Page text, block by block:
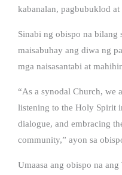
kabanalan, pagbubuklod
Sinabi ng obispo na bilang
maisabuhay ang diwa ng
mga naisasantabi at
“As a synodal Church, we
listening to the Holy Spirit
dialogue, and embracing
community,” ayon sa
Umaasa ang obispo na